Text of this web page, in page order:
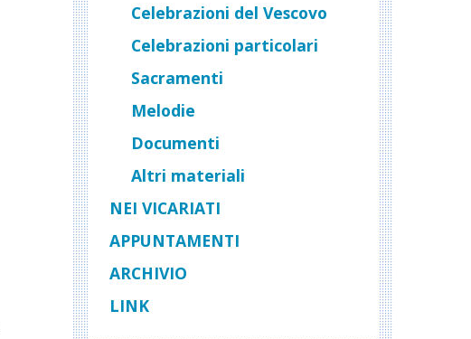
Celebrazioni del Vescovo
Celebrazioni particolari
Sacramenti
Melodie
Documenti
Altri materiali
NEI VICARIATI
APPUNTAMENTI
ARCHIVIO
LINK